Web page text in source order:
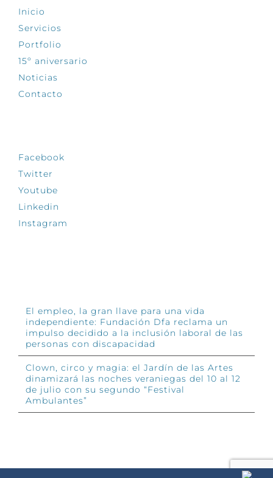
Inicio
Servicios
Portfolio
15º aniversario
Noticias
Contacto
Facebook
Twitter
Youtube
Linkedin
Instagram
El empleo, la gran llave para una vida
independiente: Fundación Dfa reclama un
impulso decidido a la inclusión laboral de las
personas con discapacidad
Clown, circo y magia: el Jardín de las Artes
dinamizará las noches veraniegas del 10 al 12
de julio con su segundo “Festival
Ambulantes”